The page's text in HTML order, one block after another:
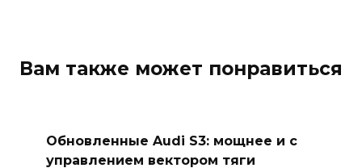
Вам также может понравиться
Обновленные Audi S3: мощнее и с
управлением вектором тяги